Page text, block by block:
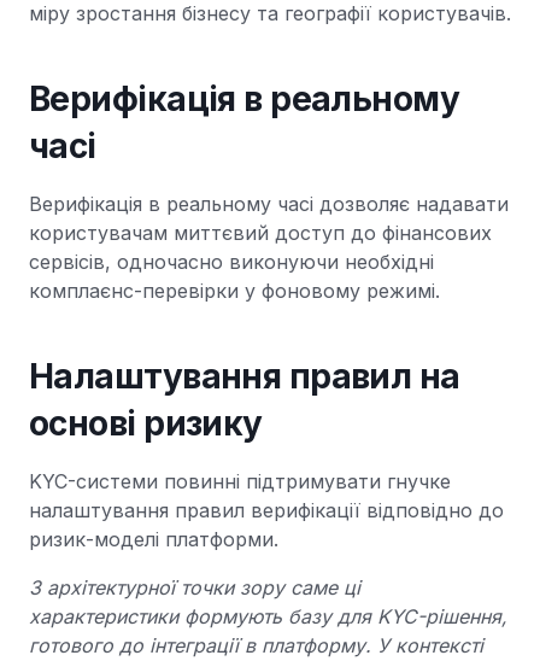
міру зростання бізнесу та географії користувачів.
Верифікація в реальному
часі
Верифікація в реальному часі дозволяє надавати
користувачам миттєвий доступ до фінансових
сервісів, одночасно виконуючи необхідні
комплаєнс-перевірки у фоновому режимі.
Налаштування правил на
основі ризику
KYC-системи повинні підтримувати гнучке
налаштування правил верифікації відповідно до
ризик-моделі платформи.
З архітектурної точки зору саме ці
характеристики формують базу для KYC-рішення,
готового до інтеграції в платформу. У контексті